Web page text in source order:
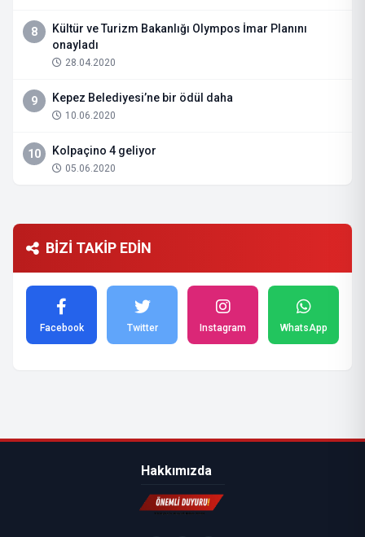
8
Kültür ve Turizm Bakanlığı Olympos İmar Planını
onayladı
28.04.2020
9 Kepez Belediyesi’ne bir ödül daha
10.06.2020
10 Kolpaçino 4 geliyor
05.06.2020
BİZİ TAKİP EDİN
Facebook Twitter Instagram WhatsApp
Hakkımızda